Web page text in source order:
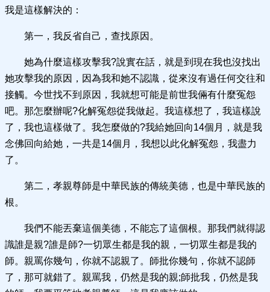
我是這樣解決的：
第一，我反省自己，查找原因。
她為什麼這樣攻擊我?說實在話，就是到現在我也沒找出
她攻擊我的原因，因為我和她不認識，從來沒有過任何交往和
接觸。今世找不到原因，我就想可能是前世我倆有什麼冤怨
吧。那怎麼辦呢?化解冤怨從我做起。我這樣想了，我這樣說
了，我也這樣做了。我怎麼做的?我給她回向14個月，就是我
念佛回向給她，一共是14個月，我想以此化解冤怨，我盡力
了。
第二，孝親尊師是中華民族的傳統美德，也是中華民族的
根。
我們不能丟棄這個美德，不能忘了這個根。那我們就得認
識誰是親?誰是師?一切眾生都是我的親，一切眾生都是我的
師。親罵你幾句，你就不認親了。師批你幾句，你就不認師
了，那可就錯了。親罵我，仍然是我的親;師批我，仍然是我